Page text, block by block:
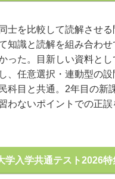
を比較して読解させ
識と読解を組み合わ
た。目新しい資料と
任意選択・連動型の
目と共通。2年目の
ないポイントでの正
学入学共通テスト2026特